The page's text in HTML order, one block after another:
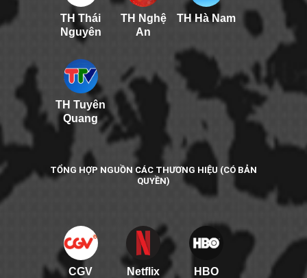
TH Thái
Nguyên
TH Nghệ
An
TH Hà Nam
TH Tuyên
Quang
TỔNG HỢP NGUỒN CÁC THƯƠNG HIỆU (CÓ BẢN
QUYỀN)
CGV
Netflix HBO